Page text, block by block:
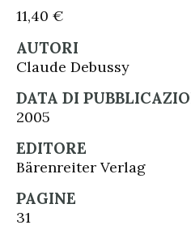
11,40 €
AUTORI
Claude Debussy
DATA DI
2005
EDITORE
Bärenreiter Verlag
PAGINE
31